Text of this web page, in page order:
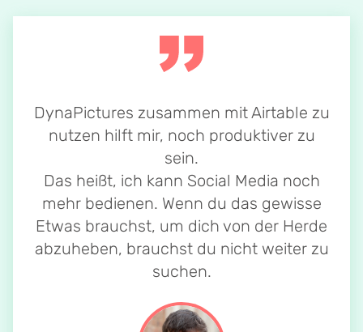
DynaPictures zusammen mit Airtable zu
nutzen hilft mir, noch produktiver zu
sein.
Das heißt, ich kann Social Media noch
mehr bedienen. Wenn du das gewisse
Etwas brauchst, um dich von der Herde
abzuheben, brauchst du nicht weiter zu
suchen.